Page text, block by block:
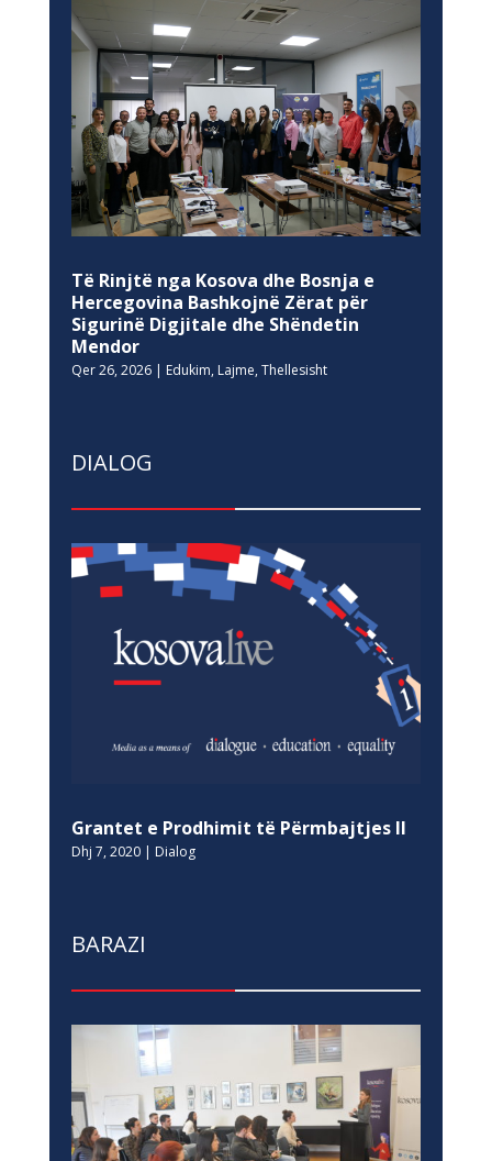
Të Rinjtë nga Kosova dhe Bosnja e
Hercegovina Bashkojnë Zërat për
Sigurinë Digjitale dhe Shëndetin
Mendor
Qer 26, 2026| Edukim, Lajme, Thellesisht
DIALOG
Grantet e Prodhimit të Përmbajtjes II
Dhj 7, 2020| Dialog
BARAZI